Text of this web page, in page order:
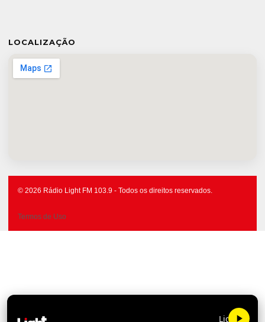
LOCALIZAÇÃO
© 2026 Rádio Light FM 103.9 - Todos os direitos reservados.
Termos de Uso
Light FM 103.9